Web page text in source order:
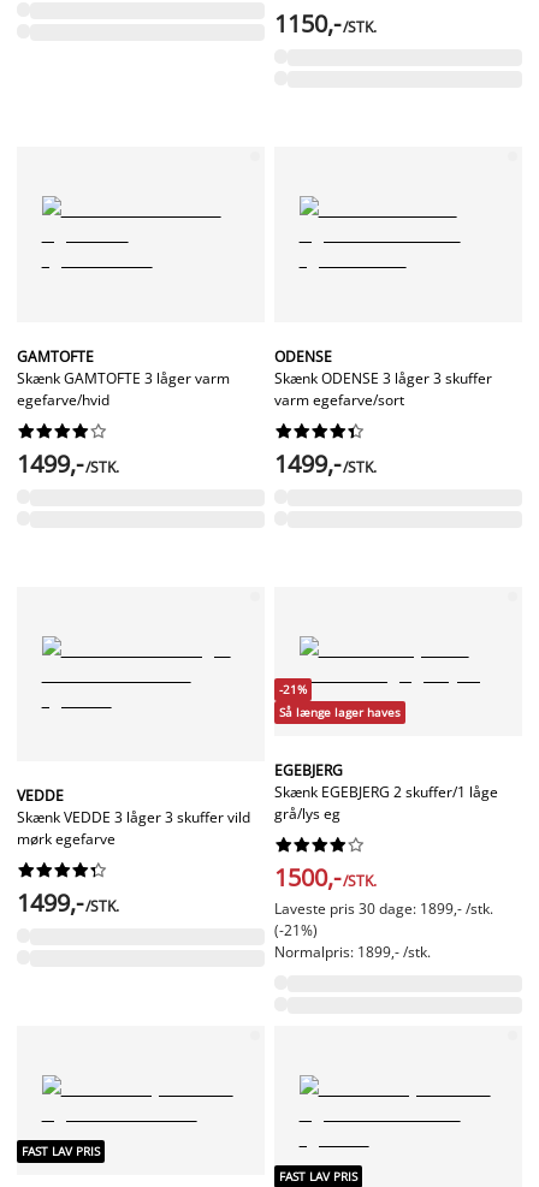
1150,-/STK.
GAMTOFTE
Skænk GAMTOFTE 3 låger varm
egefarve/hvid






1499,-/STK.
ODENSE
Skænk ODENSE 3 låger 3 skuffer
varm egefarve/sort






1499,-/STK.
VEDDE
Skænk VEDDE 3 låger 3 skuffer vild
mørk egefarve






1499,-/STK.
-21%
Så længe lager haves
EGEBJERG
Skænk EGEBJERG 2 skuffer/1 låge
grå/lys eg






1500,-/STK.
Laveste pris 30 dage: 1899,- /stk.
(-21%)
Normalpris: 1899,- /stk.
FAST LAV PRIS
FAST LAV PRIS